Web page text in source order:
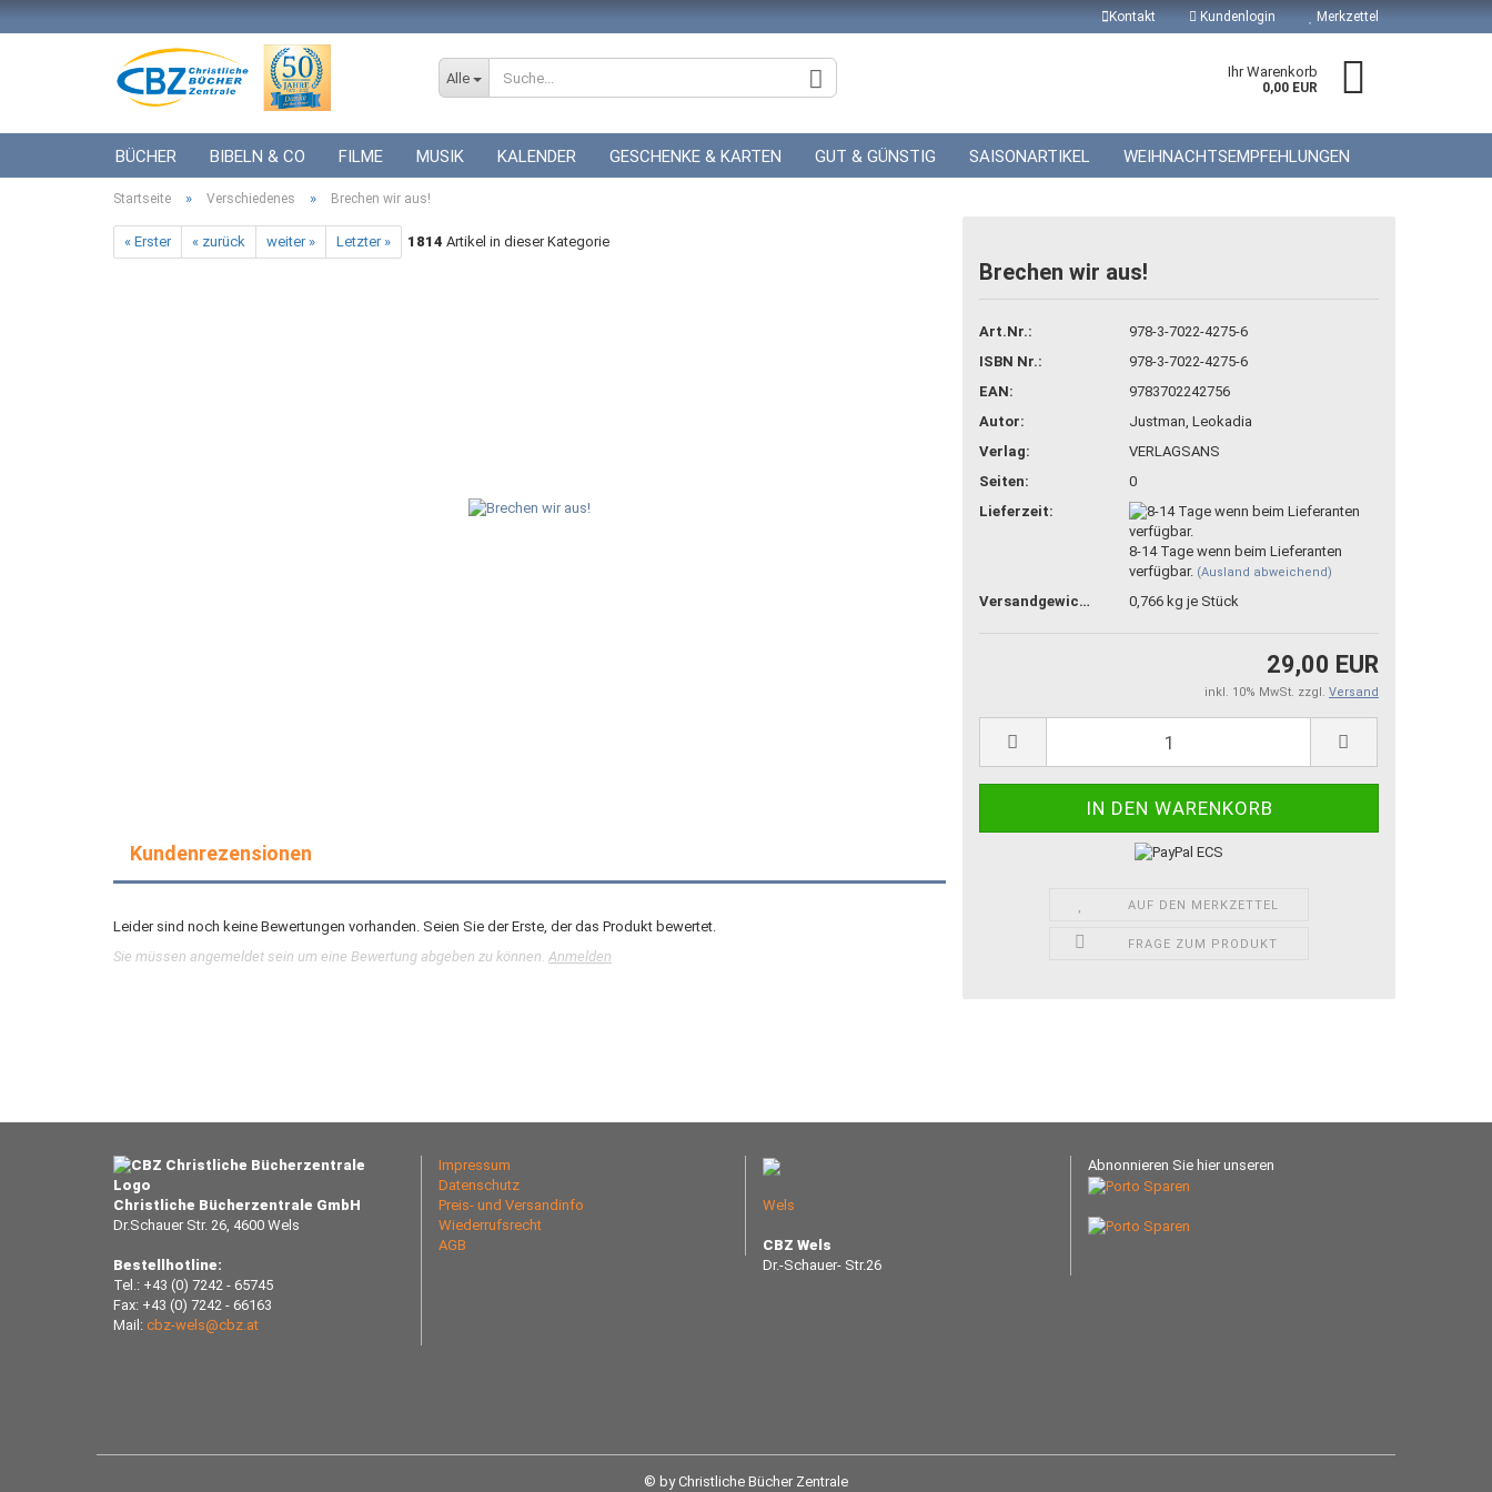
Kontakt Kundenlogin
Konto erstellen
Passwort vergessen?
Merkzettel
Alle Ihr Warenkorb
0,00 EUR
BÜCHER BIBELN & CO FILME MUSIK KALENDER GESCHENKE & KARTEN GUT & GÜNSTIG SAISONARTIKEL WEIHNACHTSEMPFEHLUNGEN
ICF BÜCHER VERSCHIEDENES GESCHENKE ZUR HOCHZEIT
Startseite » Verschiedenes » Brechen wir aus!
« Erster « zurück weiter » Letzter » 1814 Artikel in dieser Kategorie
Brechen wir aus!
Art.Nr.:
978-3-7022-4275-6
ISBN Nr.:
978-3-7022-4275-6
EAN:
9783702242756
Autor:
Justman, Leokadia
Verlag:
VERLAGSANS
Seiten:
0
Lieferzeit:
8-14 Tage wenn beim Lieferanten
verfügbar. (Ausland abweichend)
Versandgewicht: 0,766 kg je Stück
29,00 EUR
inkl. 10% MwSt. zzgl. Versand
AUF DEN MERKZETTEL
FRAGE ZUM PRODUKT
Kundenrezensionen
Leider sind noch keine Bewertungen vorhanden. Seien Sie der Erste, der das Produkt bewertet.
Sie müssen angemeldet sein um eine Bewertung abgeben zu können. Anmelden
Christliche Bücherzentrale GmbH
Dr.Schauer Str. 26, 4600 Wels
Bestellhotline:
Tel.: +43 (0) 7242 - 65745
Fax: +43 (0) 7242 - 66163
Mail: cbz-wels@cbz.at
Impressum
Datenschutz
Preis- und Versandinfo
Wiederrufsrecht
AGB
Wels
CBZ Wels
Dr.-Schauer- Str.26
Abnonnieren Sie hier unseren
© by Christliche Bücher Zentrale